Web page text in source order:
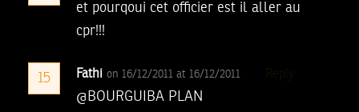
et pourqoui cet officier est il aller au
cpr!!!
15 Fathi on 16/12/2011 at 16/12/2011
@BOURGUIBA PLAN